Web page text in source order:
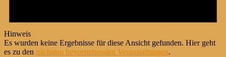
Hinweis
Es wurden keine Ergebnisse für diese Ansicht gefunden. Hier geht
es zu den nächsten bevorstehenden Veranstaltungen.